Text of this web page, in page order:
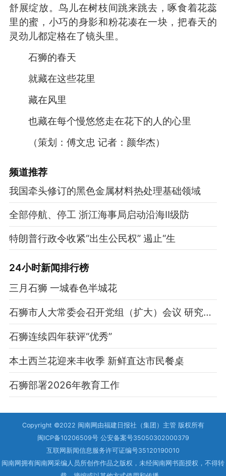
舒展绽放。鸟儿在树枝间跳来跳去，啄食着花蕊
里的蜜，小巧的身影和粉花凑在一块，把春天的
灵劲儿都定格在了镜头里。
石狮的春天
就藏在这些花里
藏在风里
也藏在每个慢悠悠走在花下的人的心里
（策划：傅文忠 记者：颜华杰）
频道推荐
我国牵头修订的黑色金属材料热处理基础领域
全部停航、停工 浙江海事局启动沿海Ⅱ级防
特朗普行政令收紧“出生公民权” 遏止“生
24小时新闻排行榜
三月石狮 一城春色半城花
石狮市人大常委会召开党组（扩大）会议 研究部署树立和践行正确政绩观学习教育工作
石狮连续四年获评“优秀”
本土西兰花迎来丰收季 新鲜直达市民餐桌
石狮部署2026年教育工作
Copyright ©2022 闽南网由福建日报社（集团）主管 版权所有
闽ICP备10206509号 公安备案号35050302000379
互联网新闻信息服务许可证编号35120190010
闽南网拥有闽南网采编人员所创作作品之版权，未经闽南网书面授权，不得转